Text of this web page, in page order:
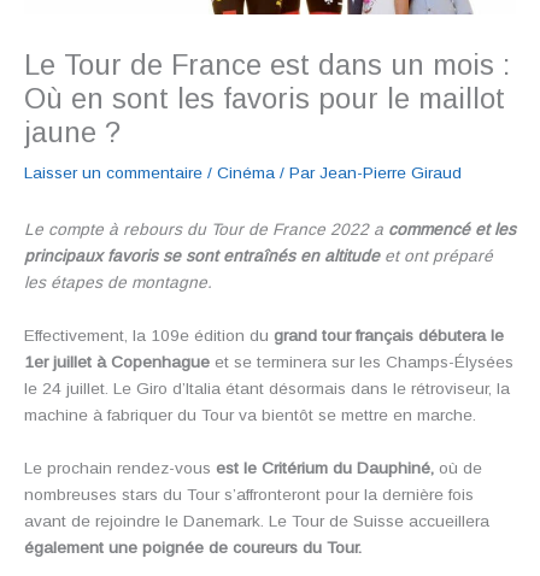
Le Tour de France est dans un mois :
Où en sont les favoris pour le maillot
jaune ?
Laisser un commentaire / Cinéma / Par Jean-Pierre Giraud
Le compte à rebours du Tour de France 2022 a commencé et les
principaux favoris se sont entraînés en altitude et ont préparé
les étapes de montagne.
Effectivement, la 109e édition du grand tour français débutera le
1er juillet à Copenhague et se terminera sur les Champs-Élysées
le 24 juillet. Le Giro d’Italia étant désormais dans le rétroviseur, la
machine à fabriquer du Tour va bientôt se mettre en marche.
Le prochain rendez-vous est le Critérium du Dauphiné, où de
nombreuses stars du Tour s’affronteront pour la dernière fois
avant de rejoindre le Danemark. Le Tour de Suisse accueillera
également une poignée de coureurs du Tour.